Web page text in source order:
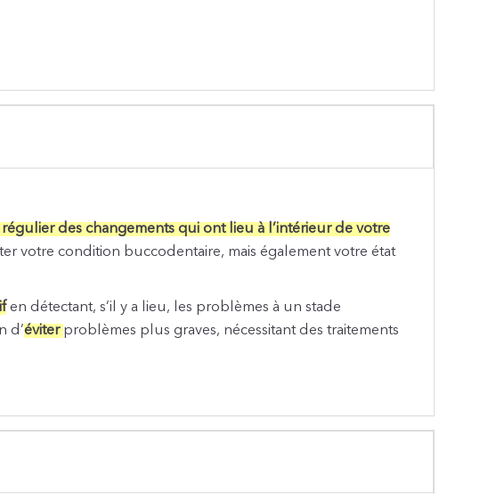
des changements qui ont lieu à l’intérieur de votre
votre condition buccodentaire, mais également votre état
en détectant, s’il y a lieu, les problèmes à un stade
d’éviter problèmes plus graves, nécessitant des traitements